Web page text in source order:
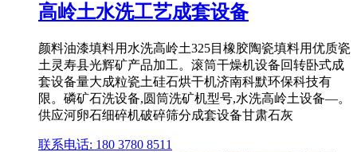
高岭土水洗工艺成套设备
颜料油漆填料用水洗高岭土325目橡胶陶瓷填料用优质瓷
土灵寿县光辉矿产品加工。滚筒干燥机设备回转卧式成
套设备量大成粒瓷土硅石烘干机济南科默环保科技有
限。磷矿石洗设备,圆筒洗矿机型号,水洗高岭土设备—。
供应河卵石细碎机破碎筛分成套设备甘肃石灰
联系电话: 180 3780 8511